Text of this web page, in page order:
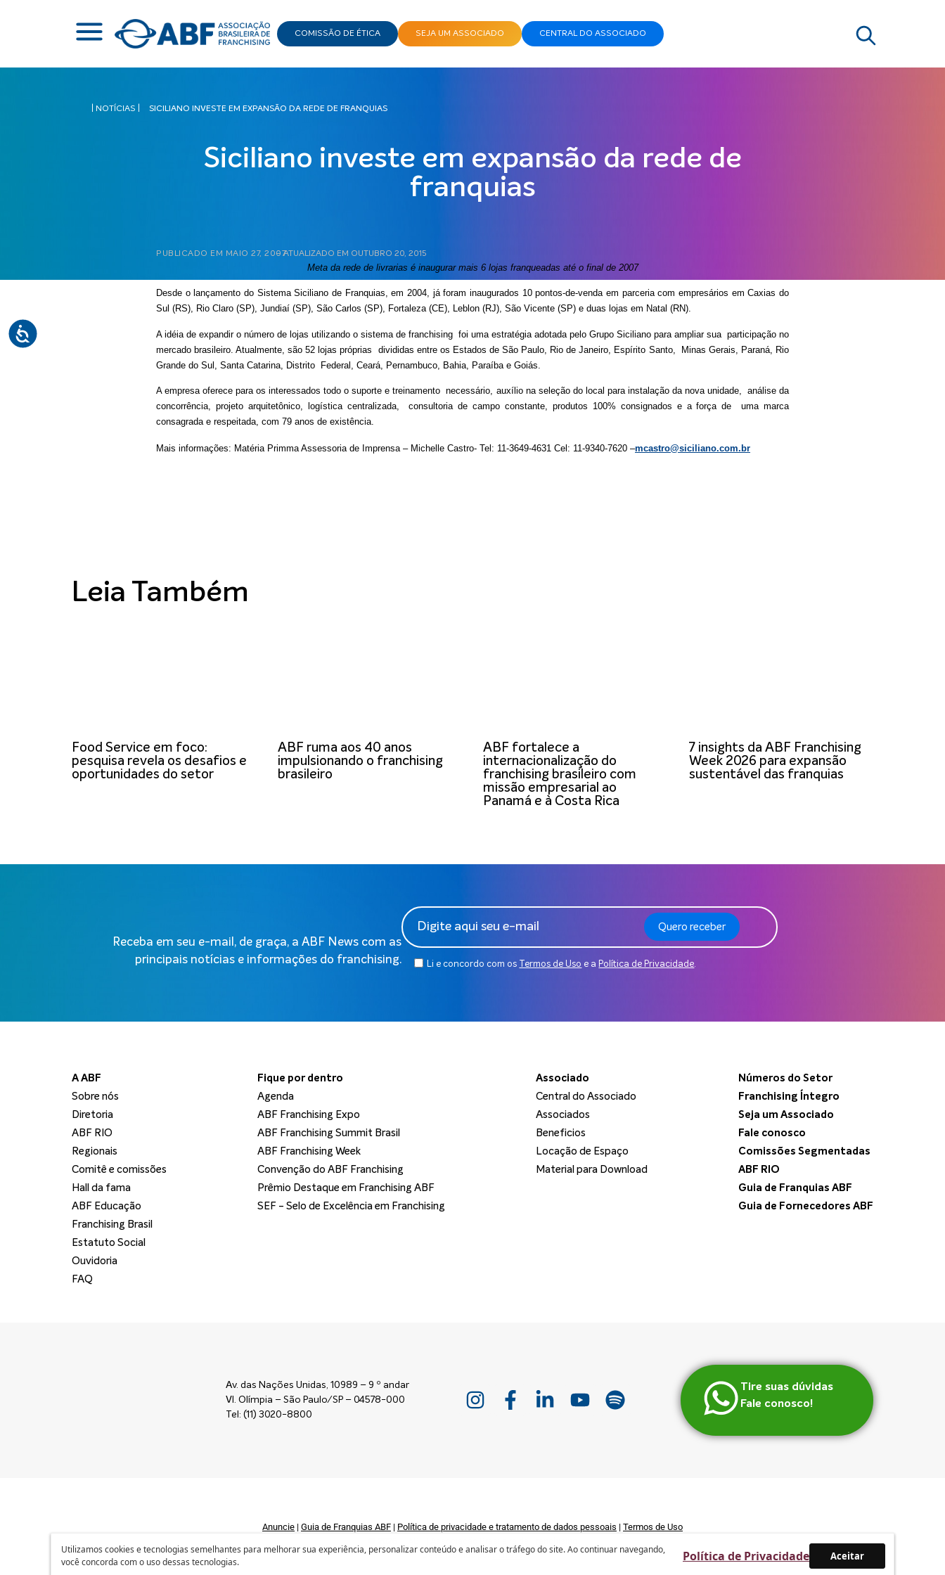
COMISSÃO DE ÉTICA SEJA UM ASSOCIADO CENTRAL DO ASSOCIADO
NOTÍCIAS SICILIANO INVESTE EM EXPANSÃO DA REDE DE FRANQUIAS
Siciliano investe em expansão da rede de
franquias
PUBLICADO EM MAIO 27, 2007– ATUALIZADO EM OUTUBRO 20, 2015
Meta da rede de livrarias é inaugurar mais 6 lojas franqueadas até o final de 2007
Desde o lançamento do Sistema Siciliano de Franquias, em 2004, já foram inaugurados 10 pontos-de-venda em parceria com empresários em Caxias do
Sul (RS), Rio Claro (SP), Jundiaí (SP), São Carlos (SP), Fortaleza (CE), Leblon (RJ), São Vicente (SP) e duas lojas em Natal (RN).
A idéia de expandir o número de lojas utilizando o sistema de franchising foi uma estratégia adotada pelo Grupo Siciliano para ampliar sua participação no
mercado brasileiro. Atualmente, são 52 lojas próprias divididas entre os Estados de São Paulo, Rio de Janeiro, Espírito Santo, Minas Gerais, Paraná, Rio
Grande do Sul, Santa Catarina, Distrito Federal, Ceará, Pernambuco, Bahia, Paraíba e Goiás.
A empresa oferece para os interessados todo o suporte e treinamento necessário, auxílio na seleção do local para instalação da nova unidade, análise da
concorrência, projeto arquitetônico, logística centralizada, consultoria de campo constante, produtos 100% consignados e a força de uma marca
consagrada e respeitada, com 79 anos de existência.
Mais informações: Matéria Primma Assessoria de Imprensa – Michelle Castro- Tel: 11-3649-4631 Cel: 11-9340-7620 –mcastro@siciliano.com.br
Leia Também
Food Service em foco:
pesquisa revela os desafios e
oportunidades do setor
ABF ruma aos 40 anos
impulsionando o franchising
brasileiro
ABF fortalece a
internacionalização do
franchising brasileiro com
missão empresarial ao
Panamá e à Costa Rica
7 insights da ABF Franchising
Week 2026 para expansão
sustentável das franquias
Receba em seu e-mail, de graça, a ABF News com as
principais notícias e informações do franchising.
Li e concordo com os Termos de Uso e a Política de Privacidade.
Quero receber
A ABF
Sobre nós
Diretoria
ABF RIO
Regionais
Comitê e comissões
Hall da fama
ABF Educação
Franchising Brasil
Estatuto Social
Ouvidoria
FAQ
Fique por dentro
Agenda
ABF Franchising Expo
ABF Franchising Summit Brasil
ABF Franchising Week
Convenção do ABF Franchising
Prêmio Destaque em Franchising ABF
SEF - Selo de Excelência em Franchising
Associado
Central do Associado
Associados
Beneficios
Locação de Espaço
Material para Download
Números do Setor
Franchising Íntegro
Seja um Associado
Fale conosco
Comissões Segmentadas
ABF RIO
Guia de Franquias ABF
Guia de Fornecedores ABF
Av. das Nações Unidas, 10989 – 9 º andar
Vl. Olímpia – São Paulo/SP – 04578-000
Tel: (11) 3020-8800
Tire suas dúvidas
Fale conosco!
Anuncie | Guia de Franquias ABF | Política de privacidade e tratamento de dados pessoais | Termos de Uso
Desenvolvido pormufasa
Utilizamos cookies e tecnologias semelhantes para melhorar sua experiência, personalizar conteúdo e analisar o tráfego do site. Ao continuar navegando,
você concorda com o uso dessas tecnologias.
Política de Privacidade Aceitar